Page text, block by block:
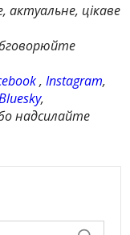
цікаве
,Instagram,
,
надсилайте